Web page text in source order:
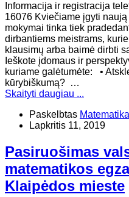
Informacija ir registracija
16076 Kviečiame įgyti
mokymai tinka tiek
dirbantiems meistrams,
klausimų arba baimė dirbti
Ieškote įdomaus ir
kuriame galėtumėte: •
kūrybiškumą? …
Skaityti daugiau ...
Paskelbtas Matematika
Lapkritis 11, 2019
Pasiruošimas
matematikos
Klaipėdos mieste